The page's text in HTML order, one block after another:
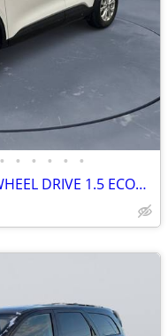
• • • • • •
2024 FORD ESCAPE ACTIVE ALL WHEEL DRIVE 1.5 ECOBOOST #524022